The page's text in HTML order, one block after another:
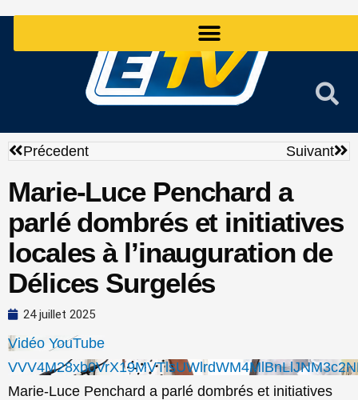
Précédent
Précedent Suivant
Marie-Luce Penchard a
parlé dombrés et initiatives
locales à l’inauguration de
Délices Surgelés
24 juillet 2025
Vidéo YouTube
Marie-Luce Penchard a parlé dombrés et initiatives